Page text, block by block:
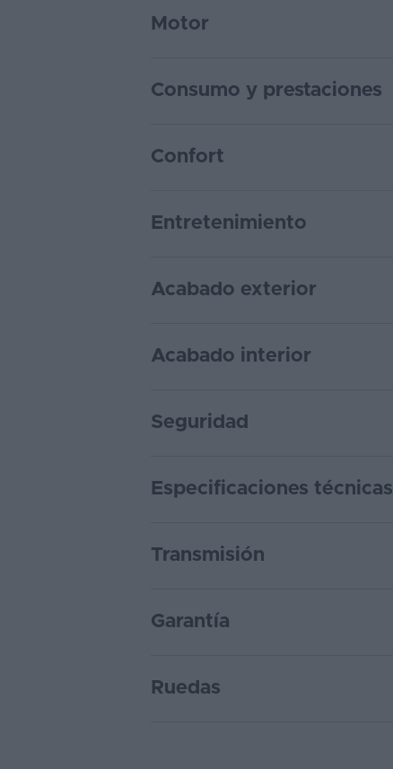
Motor
Consumo y prestaciones
Confort
Entretenimiento
Acabado exterior
Acabado interior
Seguridad
Especificaciones técnicas
Transmisión
Garantía
Ruedas